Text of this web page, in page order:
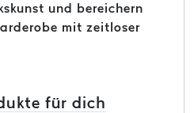
und bereichern
mit zeitloser
für dich